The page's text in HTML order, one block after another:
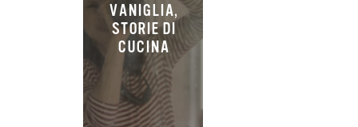
VANIGLIA,
STORIE DI
CUCINA